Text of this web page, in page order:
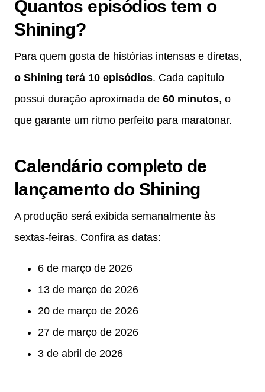
Quantos episódios tem o
Shining?
Para quem gosta de histórias intensas e diretas,
o Shining terá 10 episódios. Cada capítulo
possui duração aproximada de 60 minutos, o
que garante um ritmo perfeito para maratonar.
Calendário completo de
lançamento do Shining
A produção será exibida semanalmente às
sextas-feiras. Confira as datas:
6 de março de 2026
13 de março de 2026
20 de março de 2026
27 de março de 2026
3 de abril de 2026